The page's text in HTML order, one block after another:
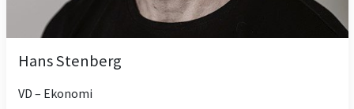
Hans Stenberg
VD – Ekonomi